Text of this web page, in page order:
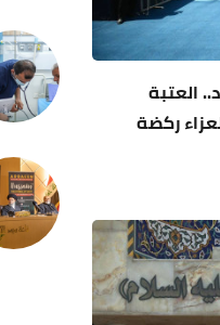
العتبة
ركضة